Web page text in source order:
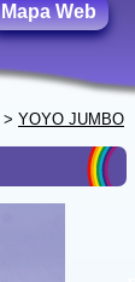
Mapa Web
> YOYO JUMBO